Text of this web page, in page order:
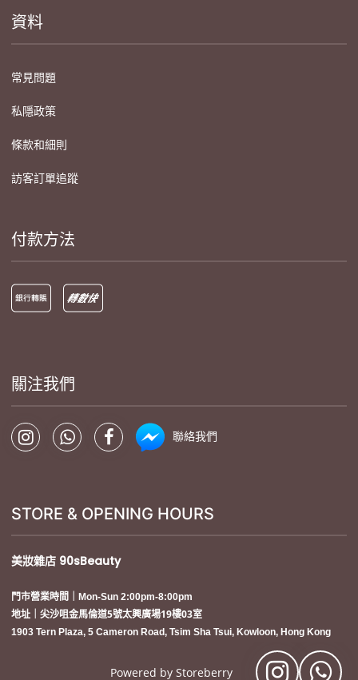
資料
常見問題
私隱政策
條款和細則
訪客訂單追蹤
付款方法
關注我們
聯絡我們
STORE & OPENING HOURS
美妝雜店 90sBeauty
門市營業時間｜Mon-Sun 2:00pm-8:00pm
地址｜尖沙咀金馬倫道5號太興廣場19樓03室
1903 Tern Plaza, 5 Cameron Road, Tsim Sha Tsui, Kowloon, Hong Kong
Powered by Storeberry